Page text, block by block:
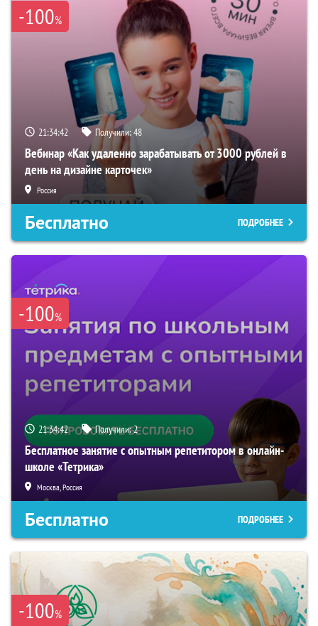
-100%
21:34:41 Получили:48
Вебинар «Как удаленно зарабатывать от 3000 рублей в
день на дизайне карточек»
Россия
Бесплатно ПОДРОБНЕЕ
-100%
21:34:41 Получили:2
Бесплатное занятие с опытным репетитором в онлайн-
школе «Тетрика»
Москва, Россия
Бесплатно ПОДРОБНЕЕ
-100%